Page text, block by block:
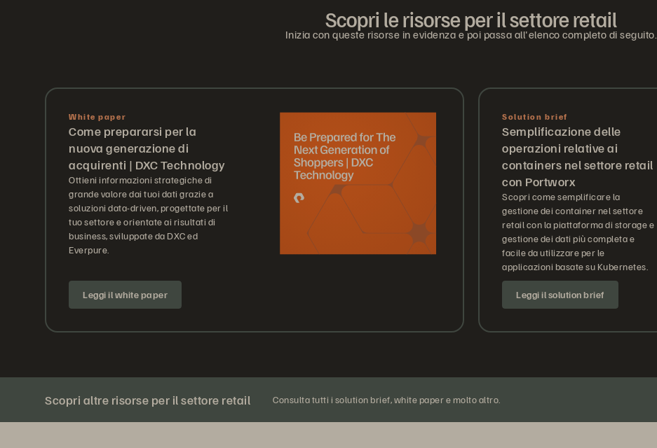
Scopri le risorse per il settore retail
Inizia con queste risorse in evidenza e poi passa all'elenco completo di seguito.
White paper
Come prepararsi per la
nuova generazione di
acquirenti | DXC Technology
Ottieni informazioni strategiche di
grande valore dai tuoi dati grazie a
soluzioni data-driven, progettate per il
tuo settore e orientate ai risultati di
business, sviluppate da DXC ed
Everpure.
Leggi il white paper
Solution brief
Semplificazione delle
operazioni relative ai
containers nel settore retail
con Portworx
Scopri come semplificare la
gestione dei container nel settore
retail con la piattaforma di storage e
gestione dei dati più completa e
facile da utilizzare per le
applicazioni basate su Kubernetes.
Leggi il solution brief
Scopri altre risorse per il settore retail Consulta tutti i solution brief, white paper e molto altro.